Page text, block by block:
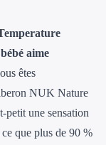
aime
êtes
NUK Nature
petit une sensation
que plus de 90 %